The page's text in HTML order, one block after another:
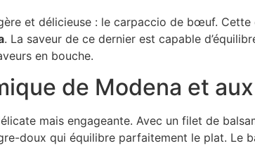
et délicieuse : le carpaccio de bœuf.
. La saveur de ce dernier est capable
en bouche.
de Modena et
mais engageante. Avec un filet de
doux qui équilibre parfaitement le plat. Le